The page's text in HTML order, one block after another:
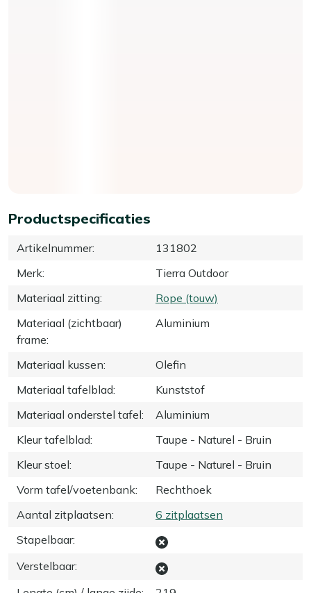
Productspecificaties
Artikelnummer:
131802
Merk:
Tierra Outdoor
Materiaal zitting:
Rope (touw)
Materiaal (zichtbaar)
frame:
Aluminium
Materiaal kussen:
Olefin
Materiaal tafelblad:
Kunststof
Materiaal onderstel tafel:
Aluminium
Kleur tafelblad:
Taupe - Naturel - Bruin
Kleur stoel:
Taupe - Naturel - Bruin
Vorm tafel/voetenbank:
Rechthoek
Aantal zitplaatsen:
6 zitplaatsen
Stapelbaar:
Verstelbaar: